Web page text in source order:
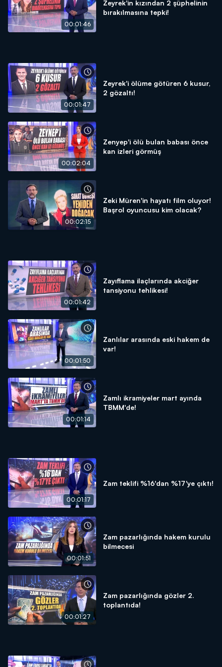
00:01:46
Zeyrek'in kızından 2 şüphelinin
bırakılmasına tepki!
00:01:47
Zeyrek'i ölüme götüren 6 kusur,
2 gözaltı!
00:02:04
Zenyep'i ölü bulan babası önce
kan izleri görmüş
00:02:15
Zeki Müren'in hayatı film oluyor!
Başrol oyuncusu kim olacak?
00:01:42
Zayıflama ilaçlarında akciğer
tansiyonu tehlikesi!
00:01:50
Zanlılar arasında eski hakem de
var!
00:01:14
Zamlı ikramiyeler mart ayında
TBMM'de!
00:01:17
Zam teklifi %16'dan %17'ye çıktı!
00:01:51
Zam pazarlığında hakem kurulu
bilmecesi
00:01:27
Zam pazarlığında gözler 2.
toplantıda!